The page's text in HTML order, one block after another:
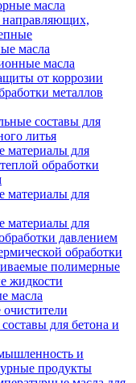
масла
направляющих,
масла
масла
от коррозии
металлов
составы для
литья
материалы для
обработки
материалы для
материалы для
давлением
обработки
полимерные
жидкости
масла
для бетона и
и
продукты